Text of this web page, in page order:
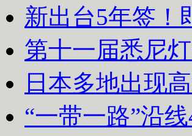
新出台5年签！
第十一届悉尼
日本多地出现
“一带一路”沿